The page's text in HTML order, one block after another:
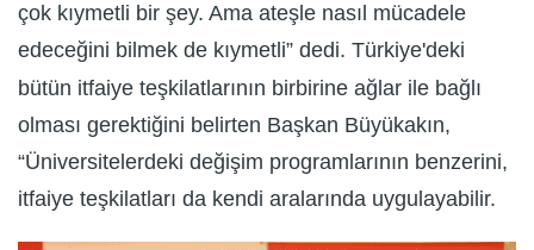
çok kıymetli bir şey. Ama ateşle nasıl mücadele
edeceğini bilmek de kıymetli” dedi. Türkiye'deki
bütün itfaiye teşkilatlarının birbirine ağlar ile bağlı
olması gerektiğini belirten Başkan Büyükakın,
“Üniversitelerdeki değişim programlarının benzerini,
itfaiye teşkilatları da kendi aralarında uygulayabilir.